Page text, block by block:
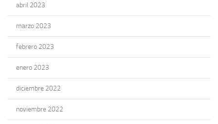
abril 2023
marzo 2023
febrero 2023
enero 2023
diciembre 2022
noviembre 2022